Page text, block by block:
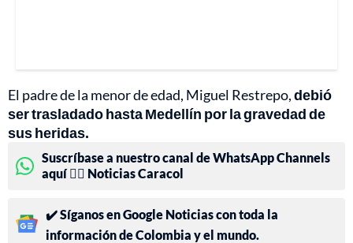
El padre de la menor de edad, Miguel Restrepo,debió
ser trasladado hasta Medellín por la gravedad de
sus heridas.
Suscríbase a nuestro canal de WhatsApp Channels
aquí 👉🏻 Noticias Caracol
✔️ Síganos en Google Noticias con toda la
información de Colombia y el mundo.